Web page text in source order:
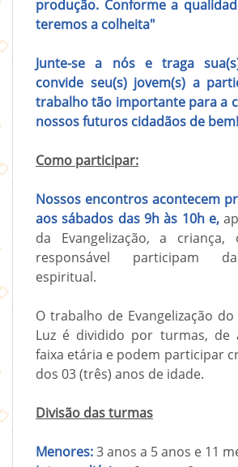
produção. Conforme a
teremos a colheita"
Junte-se a nós e traga
convide seu(s) jovem(s) a
trabalho tão importante para a
nossos futuros cidadãos de bem!
Como participar:
Nossos encontros acontecem
aos sábados das 9h às 10h e,
da Evangelização, a
responsável participam
espiritual.
O trabalho de Evangelização
Luz é dividido por turmas, de
faixa etária e podem participar
dos 03 (três) anos de idade.
Divisão das turmas
Menores:3 anos a 5 anos e 11